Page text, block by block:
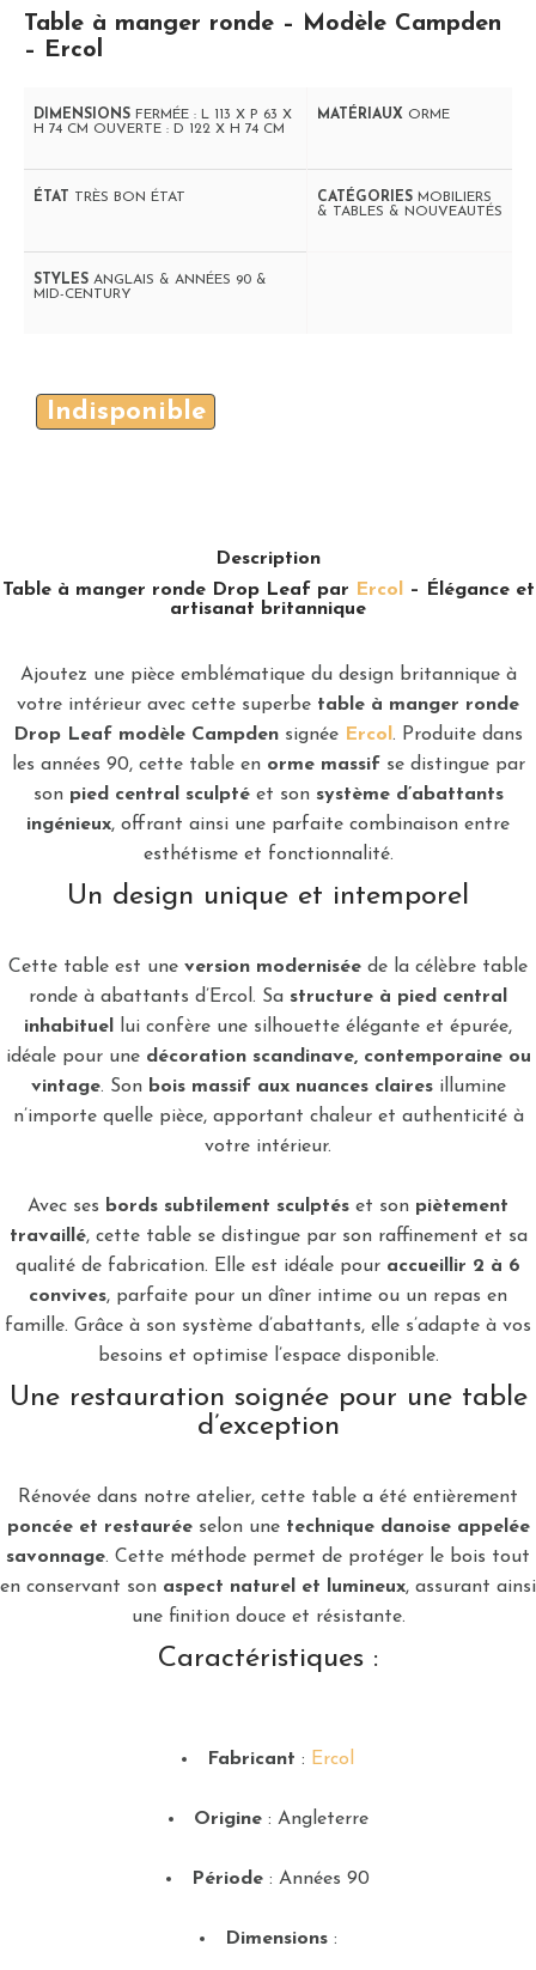
Table à manger ronde – Modèle Campden
– Ercol
DIMENSIONS FERMÉE : L 113 X P 63 X
H 74 CM OUVERTE : D 122 X H 74 CM
MATÉRIAUX ORME
ÉTAT TRÈS BON ÉTAT CATÉGORIES MOBILIERS
& TABLES & NOUVEAUTÉS
STYLES ANGLAIS & ANNÉES 90 &
MID-CENTURY
Indisponible
Description
Table à manger ronde Drop Leaf par
Ercol
– Élégance et
artisanat britannique
Ajoutez une pièce emblématique du design britannique à
votre intérieur avec cette superbe table à manger ronde
Drop Leaf modèle Campden signée Ercol . Produite dans
les années 90, cette table en orme massif se distingue par
son pied central sculptéet son système d’abattants
ingénieux, offrant ainsi une parfaite combinaison entre
esthétisme et fonctionnalité.
Un design unique et intemporel
Cette table est une version modernisée de la célèbre table
ronde à abattants d’Ercol. Sa structure à pied central
inhabituel
lui confère une silhouette élégante et épurée,
idéale pour une décoration scandinave, contemporaine ou
vintage. Son bois massif aux nuances clairesillumine
n’importe quelle pièce, apportant chaleur et authenticité à
votre intérieur.
Avec ses bords subtilement sculptés et son piètement
travaillé, cette table se distingue par son raffinement et sa
qualité de fabrication. Elle est idéale pour accueillir 2 à 6
convives, parfaite pour un dîner intime ou un repas en
famille. Grâce à son système d’abattants, elle s’adapte à vos
besoins et optimise l’espace disponible.
Une restauration soignée pour une table
d’exception
Rénovée dans notre atelier, cette table a été entièrement
poncée et restauréeselon une technique danoise appelée
savonnage. Cette méthode permet de protéger le bois tout
en conservant son aspect naturel et lumineux, assurant ainsi
une finition douce et résistante.
Caractéristiques :
Fabricant : Ercol
Origine: Angleterre
Période : Années 90
Dimensions: